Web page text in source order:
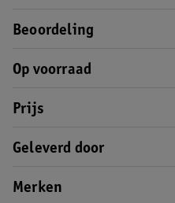
Beoordeling
Op voorraad
Prijs
Geleverd door
Merken